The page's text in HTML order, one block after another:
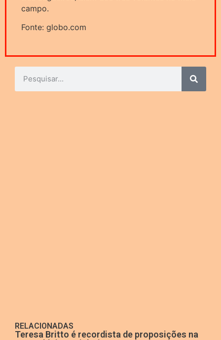
campo.
Fonte: globo.com
RELACIONADAS
Teresa Britto é recordista de proposições na